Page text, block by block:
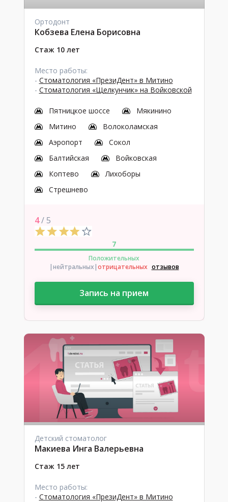
Ортодонт
Кобзева Елена Борисовна
Стаж 10 лет
Место работы:
- Стоматология «ПрезиДент» в Митино
- Стоматология «Щелкунчик» на Войковской
Пятницкое шоссе
Мякинино
Митино
Волоколамская
Аэропорт
Сокол
Балтийская
Войковская
Коптево
Лихоборы
Стрешнево
4/ 5
7
Положительных
|нейтральных|отрицательных отзывов
Запись на прием
Детский стоматолог
Макиева Инга Валерьевна
Стаж 15 лет
Место работы:
- Стоматология «ПрезиДент» в Митино